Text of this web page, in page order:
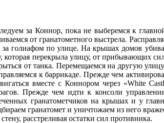
за Коннор, пока не выберемся к
от гранатометного выстрела.
голиафом по улице. На крышах домов
перекрыла улицу, от прибывающих
от танка. Перемещаемся на другую
к баррикаде. Прежде чем
вместе с Коннором через «White
Прежде чем идти к консоли
гранатометчиков на крышах и у
гранатомет и уничтожаем из него
расстреливая остатки сил противника.